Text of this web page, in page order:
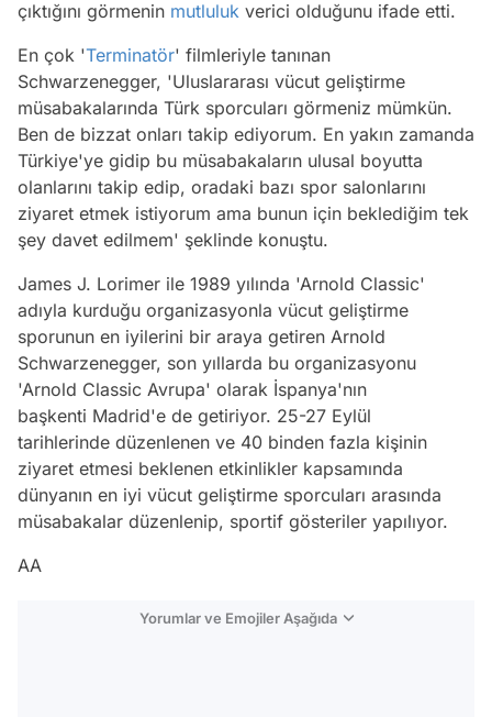
çıktığını görmenin mutluluk verici olduğunu ifade etti.
En çok 'Terminatör' filmleriyle tanınan
Schwarzenegger, 'Uluslararası vücut geliştirme
müsabakalarında Türk sporcuları görmeniz mümkün.
Ben de bizzat onları takip ediyorum. En yakın zamanda
Türkiye'ye gidip bu müsabakaların ulusal boyutta
olanlarını takip edip, oradaki bazı spor salonlarını
ziyaret etmek istiyorum ama bunun için beklediğim tek
şey davet edilmem' şeklinde konuştu.
James J. Lorimer ile 1989 yılında 'Arnold Classic'
adıyla kurduğu organizasyonla vücut geliştirme
sporunun en iyilerini bir araya getiren Arnold
Schwarzenegger, son yıllarda bu organizasyonu
'Arnold Classic Avrupa' olarak İspanya'nın
başkenti Madrid'e de getiriyor. 25-27 Eylül
tarihlerinde düzenlenen ve 40 binden fazla kişinin
ziyaret etmesi beklenen etkinlikler kapsamında
dünyanın en iyi vücut geliştirme sporcuları arasında
müsabakalar düzenlenip, sportif gösteriler yapılıyor.
AA
Yorumlar ve Emojiler Aşağıda